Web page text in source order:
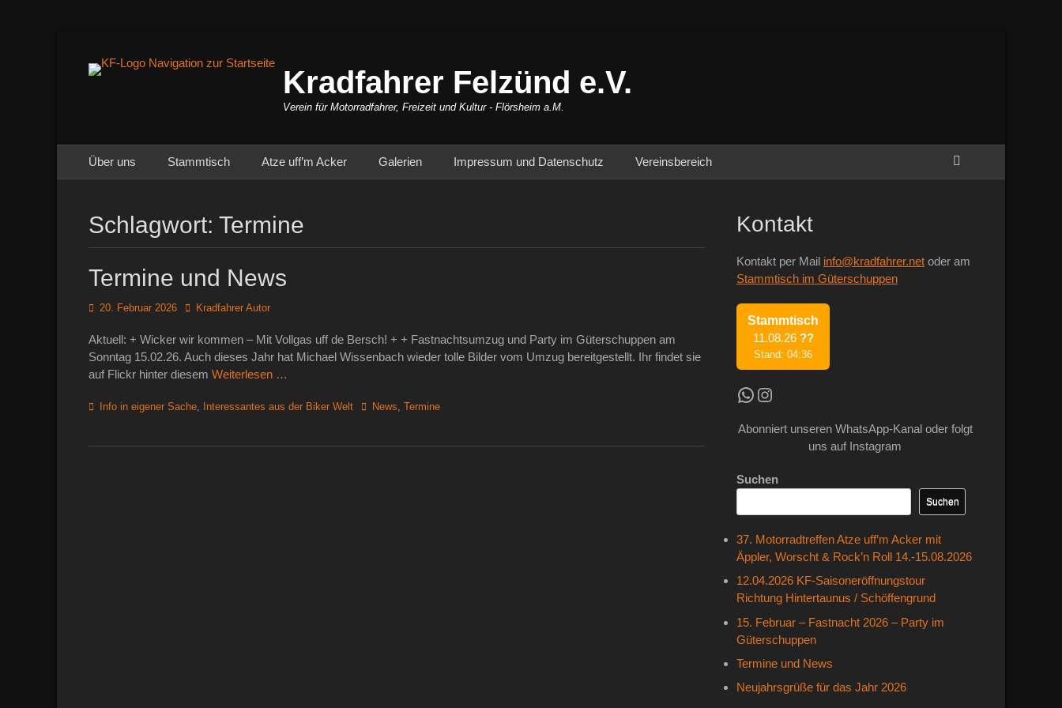
Kradfahrer Felzünd e.V.
Verein für Motorradfahrer, Freizeit und Kultur - Flörsheim a.M.
Primäres Menü
Zum
Inhalt
Über uns Stammtisch Atze uff’m Acker Galerien Impressum und Datenschutz Vereinsbereich
Schlagwort: Termine
Termine und News
Posted
20. Februar 2026 AutorKradfahrer Autor
Aktuell: + Wicker wir kommen – Mit Vollgas uff de Bersch! + + Fastnachtsumzug und Party im Güterschuppen am
Sonntag 15.02.26. Auch dieses Jahr hat Michael Wissenbach wieder tolle Bilder vom Umzug bereitgestellt. Ihr findet sie
auf Flickr hinter diesem Weiterlesen …
Kategorien
Info in eigener Sache, Interessantes aus der Biker Welt Schlagworte
News, Termine
Kontakt
Kontakt per Mail info@kradfahrer.net oder am
Stammtisch im Güterschuppen
Stammtisch
11.08.26 ??
Stand: 04:36
Kradfahrer WhatsApp KanalInstagram
Abonniert unseren WhatsApp-Kanal oder folgt
uns auf Instagram
Suchen
Suchen
37. Motorradtreffen Atze uff’m Acker mit
Äppler, Worscht & Rock’n Roll 14.-15.08.2026
12.04.2026 KF-Saisoneröffnungstour
Richtung Hintertaunus / Schöffengrund
15. Februar – Fastnacht 2026 – Party im
Güterschuppen
Termine und News
Neujahrsgrüße für das Jahr 2026